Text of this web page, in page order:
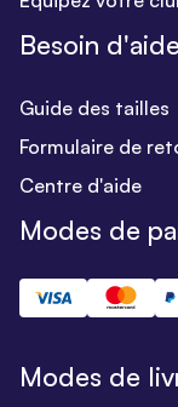
Besoin
Guide des tailles
Formulaire de
Centre d'aide
Modes de
Modes de